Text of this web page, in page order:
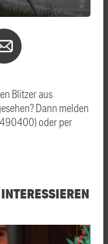
Blitzer aus
Dann melden
oder per